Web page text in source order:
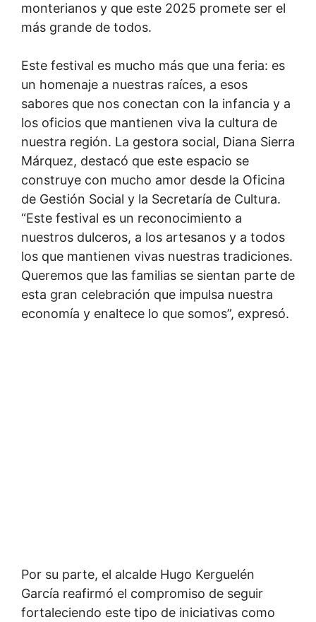
monterianos y que este 2025 promete ser el
más grande de todos.
Este festival es mucho más que una feria: es
un homenaje a nuestras raíces, a esos
sabores que nos conectan con la infancia y a
los oficios que mantienen viva la cultura de
nuestra región. La gestora social, Diana Sierra
Márquez, destacó que este espacio se
construye con mucho amor desde la Oficina
de Gestión Social y la Secretaría de Cultura.
“Este festival es un reconocimiento a
nuestros dulceros, a los artesanos y a todos
los que mantienen vivas nuestras tradiciones.
Queremos que las familias se sientan parte de
esta gran celebración que impulsa nuestra
economía y enaltece lo que somos”, expresó.
Por su parte, el alcalde Hugo Kerguelén
García reafirmó el compromiso de seguir
fortaleciendo este tipo de iniciativas como